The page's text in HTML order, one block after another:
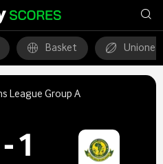
Basket Unione
League Group A
-1